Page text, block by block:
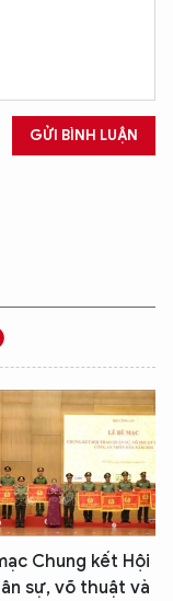
GỬI BÌNH LUẬN
Chung kết Hội
sự, võ thuật và
hỗ trợ!